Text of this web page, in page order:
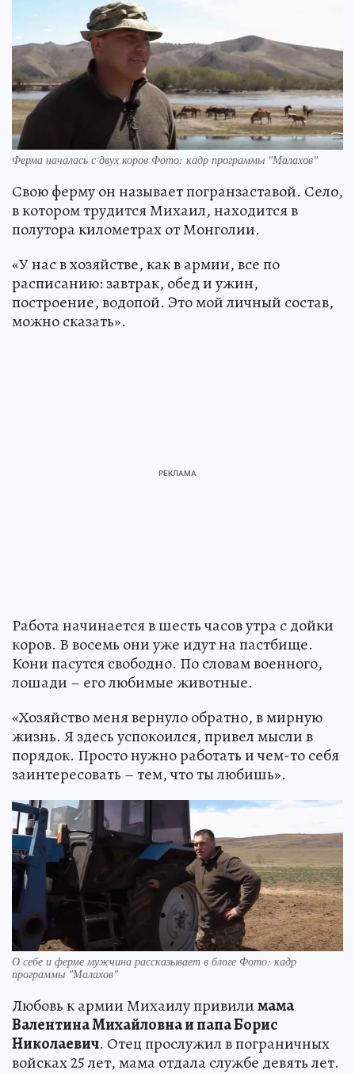
Ферма началась с двух коров Фото: кадр программы "Малахов"
Свою ферму он называет погранзаставой. Село,
в котором трудится Михаил, находится в
полутора километрах от Монголии.
«У нас в хозяйстве, как в армии, все по
расписанию: завтрак, обед и ужин,
построение, водопой. Это мой личный состав,
можно сказать».
Работа начинается в шесть часов утра с дойки
коров. В восемь они уже идут на пастбище.
Кони пасутся свободно. По словам военного,
лошади – его любимые животные.
«Хозяйство меня вернуло обратно, в мирную
жизнь. Я здесь успокоился, привел мысли в
порядок. Просто нужно работать и чем-то себя
заинтересовать – тем, что ты любишь».
О себе и ферме мужчина рассказывает в блоге Фото: кадр
программы "Малахов"
Любовь к армии Михаилу привилимама
Валентина Михайловна и папа Борис
Николаевич. Отец прослужил в пограничных
войсках 25 лет, мама отдала службе девять лет.